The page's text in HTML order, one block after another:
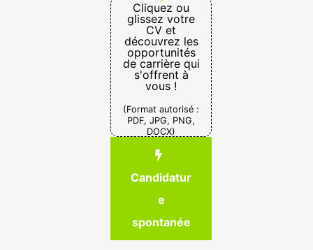
Cliquez ou
glissez votre
CV et
découvrez les
opportunités
de carrière qui
s'offrent à
vous !
(Format autorisé :
PDF, JPG, PNG,
DOCX)
Candidatur
e
spontanée